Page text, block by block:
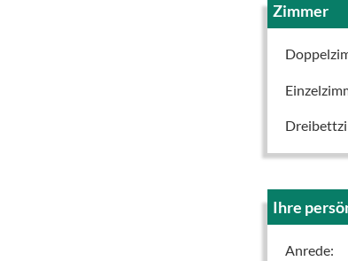
Zimmer
Ihre
Anrede: